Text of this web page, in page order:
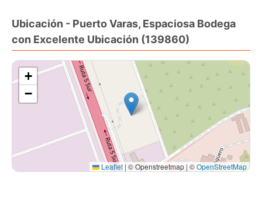
actividad diaria, respaldado por un diseño pensado para
elevar la productividad.
Con posibilidad de conexión a Internet a través de Starlink.
No dejes pasar la oportunidad de establecer tu base de
operaciones en una ubicación que combina fácilmente acceso
y potencial de crecimiento en el dinámico Puerto Montt.
Conviértete en el protagonista del éxito empresarial en esta
propiedad extraordinaria.
Contáctanos para asesorarte!!
Ubicación - Puerto Varas, Espaciosa Bodega
con Excelente Ubicación (139860)
+
−
Leaflet | © Openstreetmap | ©OpenStreetMap